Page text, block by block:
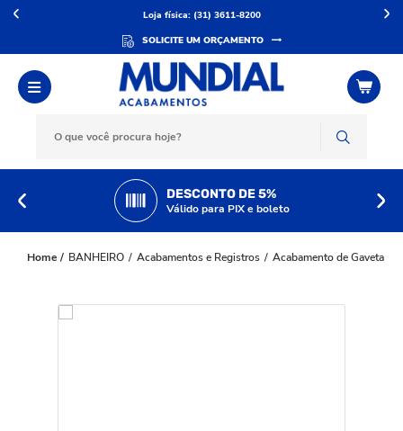
Loja física: (31) 3611-8200
SOLICITE UM ORÇAMENTO
DESCONTO DE 5%
Válido para PIX e boleto
BANHEIRO Acabamentos e Registros Acabamento de Gaveta